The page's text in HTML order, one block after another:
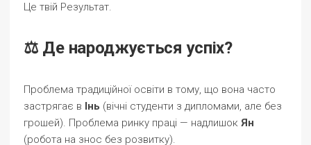
Це твій Результат.
⚖️ Де народжується успіх?
Проблема традиційної освіти в тому, що вона часто
застрягає в Інь (вічні студенти з дипломами, але без
грошей). Проблема ринку праці — надлишок Ян
(робота на знос без розвитку).